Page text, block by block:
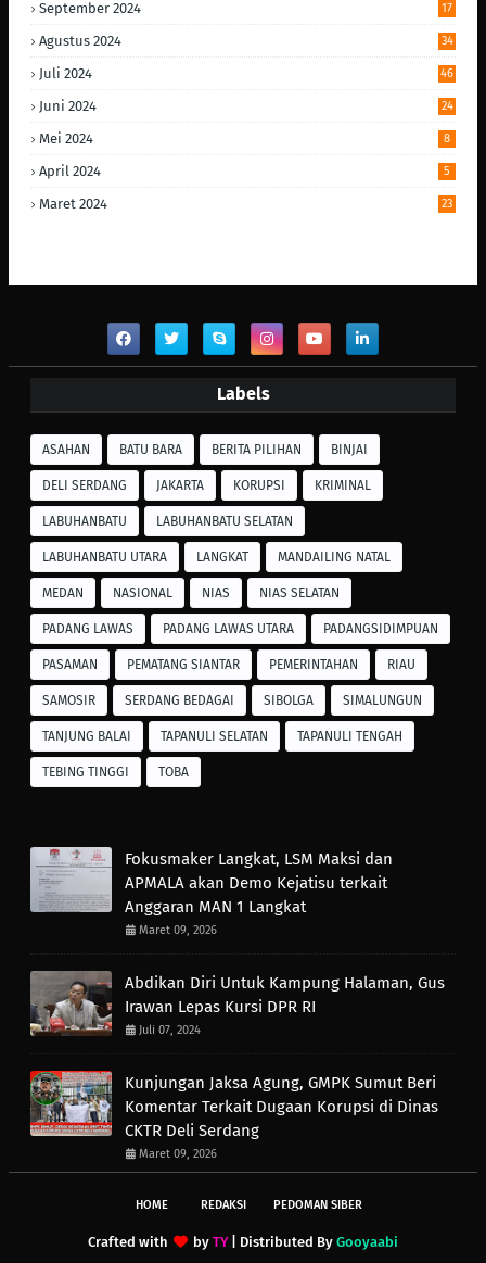
September 2024 17
Agustus 2024 34
Juli 2024 46
Juni 2024 24
Mei 2024 8
April 2024 5
Maret 2024 23
Labels
ASAHAN BATU BARA BERITA PILIHAN BINJAI
DELI SERDANG JAKARTA KORUPSI KRIMINAL
LABUHANBATU LABUHANBATU SELATAN
LABUHANBATU UTARA LANGKAT MANDAILING NATAL
MEDAN NASIONAL NIAS NIAS SELATAN
PADANG LAWAS PADANG LAWAS UTARA PADANGSIDIMPUAN
PASAMAN PEMATANG SIANTAR PEMERINTAHAN RIAU
SAMOSIR SERDANG BEDAGAI SIBOLGA SIMALUNGUN
TANJUNG BALAI TAPANULI SELATAN TAPANULI TENGAH
TEBING TINGGI TOBA
Fokusmaker Langkat, LSM Maksi dan
APMALA akan Demo Kejatisu terkait
Anggaran MAN 1 Langkat
Maret 09, 2026
Abdikan Diri Untuk Kampung Halaman, Gus
Irawan Lepas Kursi DPR RI
Juli 07, 2024
Kunjungan Jaksa Agung, GMPK Sumut Beri
Komentar Terkait Dugaan Korupsi di Dinas
CKTR Deli Serdang
Maret 09, 2026
HOME REDAKSI PEDOMAN SIBER
Crafted with by TY| Distributed By Gooyaabi